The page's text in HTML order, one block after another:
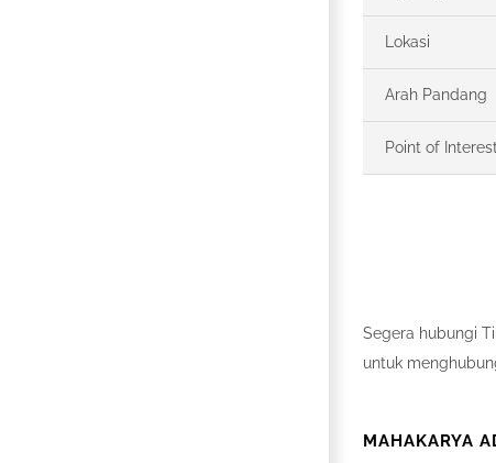
Lokasi
Arah Pandang
Point of Interest
Segera hubungi
untuk
MAHAKARYA